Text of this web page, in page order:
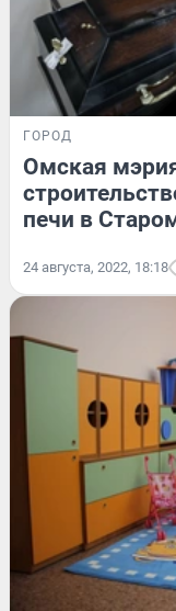
ГОРОД
Омская
печи в
24 августа, 2022, 18:18